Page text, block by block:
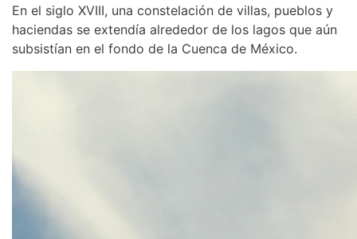
En el siglo XVIII, una constelación de villas, pueblos y
haciendas se extendía alrededor de los lagos que aún
subsistían en el fondo de la Cuenca de México.